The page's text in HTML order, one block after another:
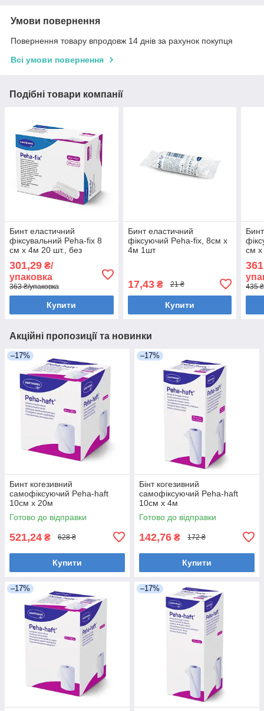
Умови повернення
Повернення товару впродовж 14 днів за рахунок покупця
Всі умови повернення
Подібні товари компанії
Бинт еластичний
фіксувальний Peha-fix 8
см х 4м 20 шт., без
паковання
301,29 ₴/
упаковка
363 ₴/упаковка
Купити
Бинт еластичний
фіксуючий Peha-fix, 8см х
4м 1шт
17,43₴ 21 ₴
Купити
см х
435
Акційні пропозиції та новинки
–17%
Бинт когезивний
самофіксуючий Peha-haft
10см х 20м
Готово до відправки
521,24 ₴ 628 ₴
Купити
–17%
Бінт когезивний
самофіксуючий Peha-haft
10см х 4м
Готово до відправки
142,76 ₴ 172 ₴
Купити
–17% –17%